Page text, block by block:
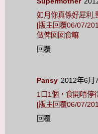
如月你真係好犀利,
[版主回覆06/07/
做俾囡囡食嘛
回覆
Pansy 2012年6月
1口1個，食開唔停
[版主回覆06/07/
回覆